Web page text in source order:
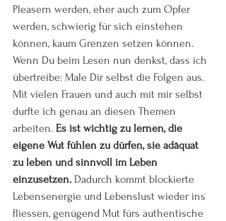
Pleasern werden, eher auch zum Opfer
werden, schwierig für sich einstehen
können, kaum Grenzen setzen können.
Wenn Du beim Lesen nun denkst, dass ich
übertreibe: Male Dir selbst die Folgen aus.
Mit vielen Frauen und auch mit mir selbst
durfte ich genau an diesen Themen
arbeiten. Es ist wichtig zu lernen, die
eigene Wut fühlen zu dürfen, sie adäquat
zu leben und sinnvoll im Leben
einzusetzen. Dadurch kommt blockierte
Lebensenergie und Lebenslust wieder ins
fliessen, genügend Mut fürs authentische